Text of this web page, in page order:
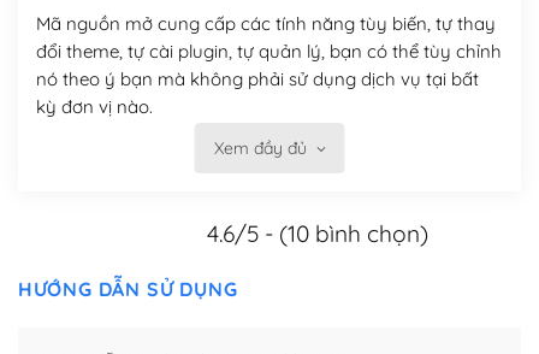
Mã nguồn mở cung cấp các tính năng tùy biến, tự thay
đổi theme, tự cài plugin, tự quản lý, bạn có thể tùy chỉnh
nó theo ý bạn mà không phải sử dụng dịch vụ tại bất
kỳ đơn vị nào.
Việc của bạn là đăng ký một tên miền và hosting để
Có thể tùy biến trên website WordPress
– Thân thiện với công cụ tìm kiếm
Xem đầy đủ
4.6/5 - (10 bình chọn)
HƯỚNG DẪN SỬ DỤNG